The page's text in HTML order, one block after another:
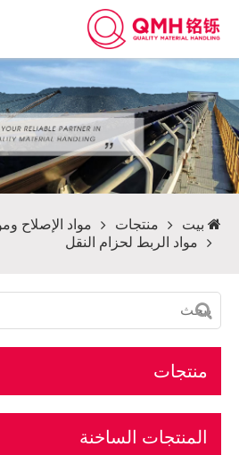
بيت منتجات
مواد الإصلاح
مواد الربط لحزام النقل
منتجات
المنتجات الساخنة